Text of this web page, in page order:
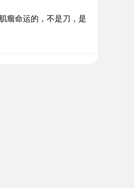
瘤命运的，不是刀，是